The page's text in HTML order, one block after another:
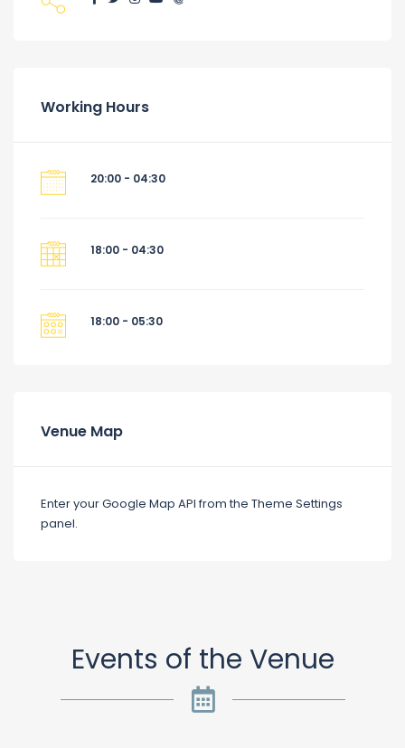
Working Hours
20:00 - 04:30
18:00 - 04:30
18:00 - 05:30
Venue Map
Enter your Google Map API from the Theme Settings
panel.
Events of the Venue